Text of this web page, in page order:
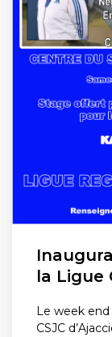
la Ligue
Le week end
CSJC